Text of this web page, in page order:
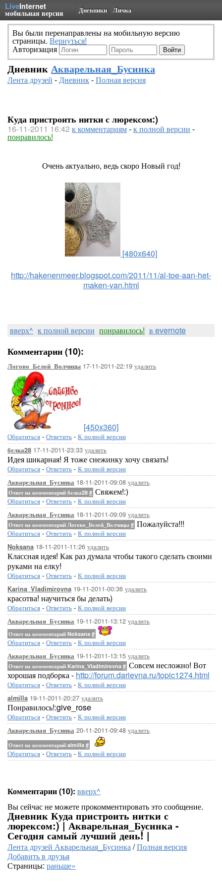
LiveInternet
мобильная версия Дневники Личка
Вы были перенаправлены на мобильную версию
страницы. Вернуться!
Авторизация
Дневник Акварельная_Бусинка
Лента друзей -Дневник-Полная версия
Куда пристроить нитки с люрексом:)
16-11-2011 16:42 к комментариям-к полной версии -
понравилось!
Очень актуально, ведь скоро Новый год!
[480x640]
http://hakenenmeer.blogspot.com/2011/11/al-toe-aan-het-
maken-van.html
вверх^ к полной версии понравилось! в evernote
Комментарии (10):
Логово_Белой_Волчицы 17-11-2011-22:19 удалить
[450x360]
Обратиться - Ответить - К полной версии
белка28 17-11-2011-23:33 удалить
Идея шикарная! Я тоже снежинку хочу связать!
Обратиться - Ответить - К полной версии
Акварельная_Бусинка 18-11-2011-09:08 удалить
Ответ на комментарий белка28 # Свяжем!:)
Обратиться - Ответить - К полной версии
Акварельная_Бусинка 18-11-2011-09:09 удалить
Ответ на комментарий Логово_Белой_Волчицы # Пожалуйста!!!
Обратиться - Ответить - К полной версии
Noksana 18-11-2011-11:26 удалить
Классная идея! Как раз думала чтобы такого сделать своими
руками на елку!
Обратиться - Ответить - К полной версии
Karina_Vladimirovna 19-11-2011-00:36 удалить
красотва! научиться бы делать)
Обратиться - Ответить - К полной версии
Акварельная_Бусинка 19-11-2011-13:12 удалить
Ответ на комментарий Noksana #
Обратиться - Ответить - К полной версии
Акварельная_Бусинка 19-11-2011-13:15 удалить
Ответ на комментарий Karina_Vladimirovna # Совсем несложно! Вот
хорошая подборка - http://forum.darievna.ru/topic1274.html
Обратиться - Ответить - К полной версии
almilla 19-11-2011-20:27 удалить
Понравилось!:give_rose
Обратиться - Ответить - К полной версии
Акварельная_Бусинка 20-11-2011-09:48 удалить
Ответ на комментарий almilla #
Обратиться - Ответить - К полной версии
Комментарии (10): вверх^
Вы сейчас не можете прокомментировать это сообщение.
Дневник Куда пристроить нитки с
люрексом:) | Акварельная_Бусинка -
Сегодня самый лучший день! |
Лента друзей Акварельная_Бусинка/Полная версия
Добавить в друзья
Страницы: раньше»